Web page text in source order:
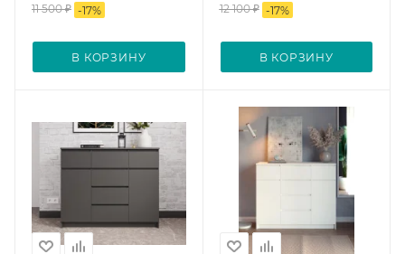
11 500₽ -17%
В КОРЗИНУ
12 100₽ -17%
В КОРЗИНУ